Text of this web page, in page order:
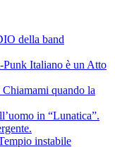
Italiano è un Atto
quando la
in “Lunatica”.